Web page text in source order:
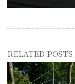
RELATED POSTS